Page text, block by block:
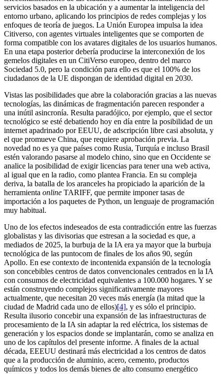
servicios basados ​​en la ubicación y a aumentar la inteligencia del
entorno urbano, aplicando los principios de redes complejas y los
enfoques de teoría de juegos. La Unión Europea impulsa la idea
Citiverso, con agentes virtuales inteligentes que se comporten de
forma compatible con los avatares digitales de los usuarios humanos.
En una etapa posterior debería producirse la interconexión de los
gemelos digitales en un CitiVerso europeo, dentro del marco
Sociedad 5.0, pero la condición para ello es que el 100% de los
ciudadanos de la UE dispongan de identidad digital en 2030.
Vistas las posibilidades que abre la colaboración gracias a las nuevas
tecnologías, las dinámicas de fragmentación parecen responder a
una inútil asincronía. Resulta paradójico, por ejemplo, que el sector
tecnológico se esté debatiendo hoy en día entre la posibilidad de un
internet apadrinado por EEUU, de adscripción libre casi absoluta, y
el que promueve China, que requiere aprobación previa. La
novedad no es ya que países como Rusia, Turquía e incluso Brasil
estén valorando pasarse al modelo chino, sino que en Occidente se
analice la posibilidad de exigir licencias para tener una web activa,
al igual que en la radio, como plantea Francia. En su compleja
deriva, la batalla de los aranceles ha propiciado la aparición de la
herramienta online TARIFF, que permite imponer tasas de
importación a los paquetes de Python, un lenguaje de programación
muy habitual.
Uno de los efectos indeseados de esta contradicción entre las fuerzas
globalistas y las divisorias que estresan a la sociedad es que, a
mediados de 2025, la burbuja de la IA era ya mayor que la burbuja
tecnológica de las puntocom de finales de los años 90, según
Apollo. En ese contexto de incontenida expansión de la tecnología
son concebibles centros de datos convencionales centrados en la IA
con consumos de electricidad equivalentes a 100.000 hogares. Y se
están construyendo complejos significativamente mayores
actualmente, que necesitan 20 veces más energía (la mitad que la
ciudad de Madrid cada uno de ellos)[4], y es sólo el principio.
Resulta ilusorio concebir una expansión de las infraestructuras de
procesamiento de la IA sin adaptar la red eléctrica, los sistemas de
generación y los espacios donde se implantarán, como se analiza en
uno de los capítulos del presente informe. A finales de la actual
década, EEEUU destinará más electricidad a los centros de datos
que a la producción de aluminio, acero, cemento, productos
químicos y todos los demás bienes de alto consumo energético